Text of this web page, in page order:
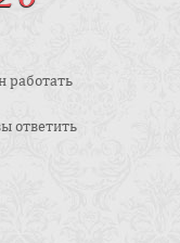
работать
ответить